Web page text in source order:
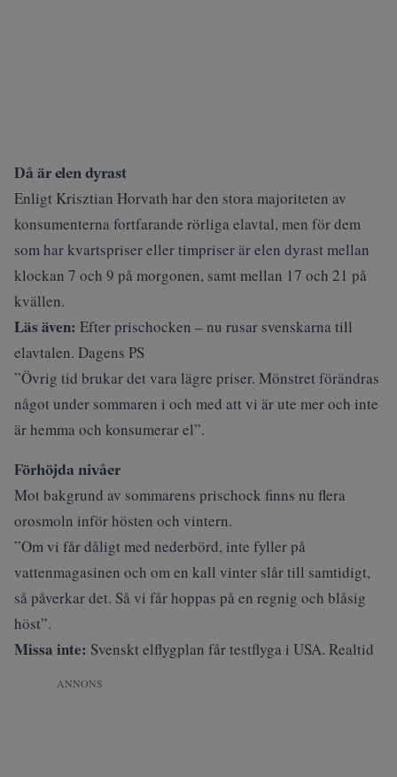
Då är elen dyrast
Enligt Krisztian Horvath har den stora majoriteten av
konsumenterna fortfarande rörliga elavtal, men för dem
som har kvartspriser eller timpriser är elen dyrast mellan
klockan 7 och 9 på morgonen, samt mellan 17 och 21 på
kvällen.
Läs även: Efter prischocken – nu rusar svenskarna till
elavtalen. Dagens PS
”Övrig tid brukar det vara lägre priser. Mönstret förändras
något under sommaren i och med att vi är ute mer och inte
är hemma och konsumerar el”.
Förhöjda nivåer
Mot bakgrund av sommarens prischock finns nu flera
orosmoln inför hösten och vintern.
”Om vi får dåligt med nederbörd, inte fyller på
vattenmagasinen och om en kall vinter slår till samtidigt,
så påverkar det. Så vi får hoppas på en regnig och blåsig
höst”.
Missa inte: Svenskt elflygplan får testflyga i USA. Realtid
ANNONS